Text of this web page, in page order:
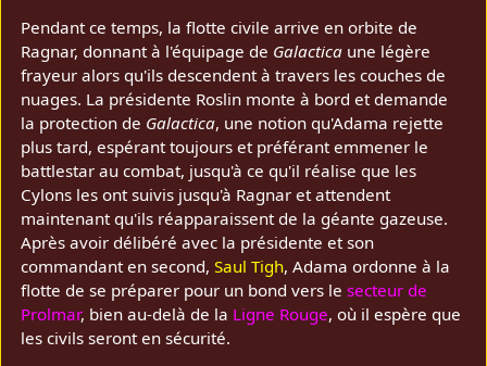
Pendant ce temps, la flotte civile arrive en orbite de
Ragnar, donnant à l'équipage de Galactica une légère
frayeur alors qu'ils descendent à travers les couches de
nuages. La présidente Roslin monte à bord et demande
la protection de Galactica, une notion qu'Adama rejette
plus tard, espérant toujours et préférant emmener le
battlestar au combat, jusqu'à ce qu'il réalise que les
Cylons les ont suivis jusqu'à Ragnar et attendent
maintenant qu'ils réapparaissent de la géante gazeuse.
Après avoir délibéré avec la présidente et son
commandant en second,Saul Tigh, Adama ordonne à la
flotte de se préparer pour un bond vers lesecteur de
Prolmar, bien au-delà de la Ligne Rouge, où il espère que
les civils seront en sécurité.